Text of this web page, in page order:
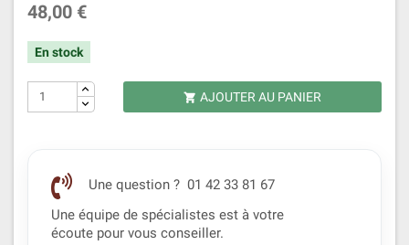
48,00 €
En stock
 AJOUTER AU PANIER
Une question ? 01 42 33 81 67
Une équipe de spécialistes est à votre
écoute pour vous conseiller.